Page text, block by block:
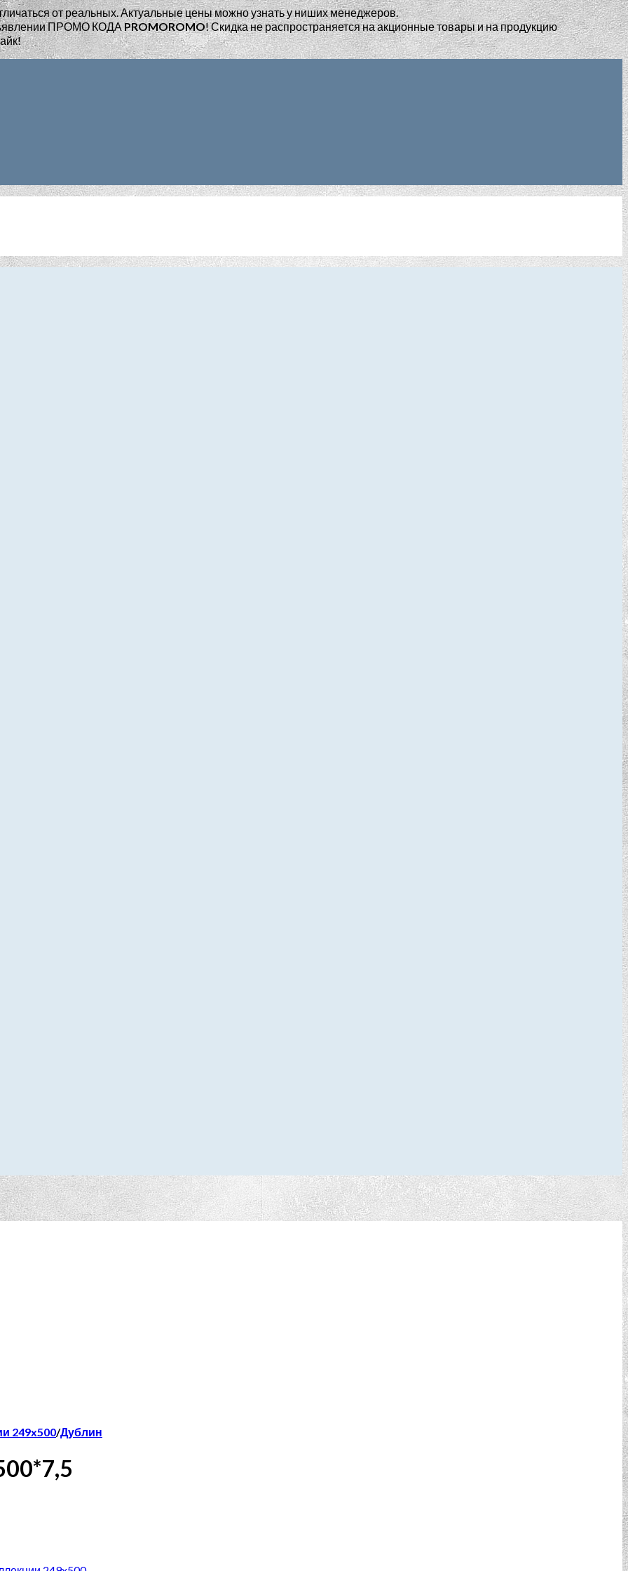
от реальных. Актуальные цены можно узнать у ниших менеджеров.
ПРОМО КОДАPROMOROMO!Скидка не распространяется на акционные товары и на продукцию
249x500/Дублин